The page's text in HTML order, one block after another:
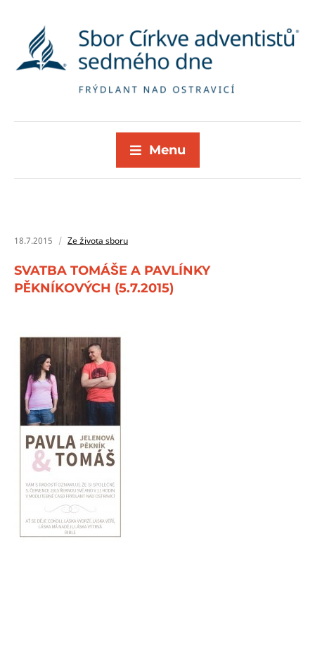
Menu
18.7.2015 Ze života sboru
SVATBA TOMÁŠE A PAVLÍNKY
PĚKNÍKOVÝCH (5.7.2015)